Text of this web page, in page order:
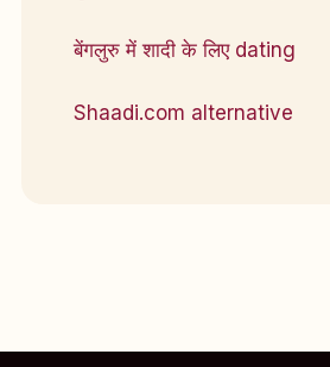
बेंगलुरु में शादी के लिए dating
Shaadi.com alternative